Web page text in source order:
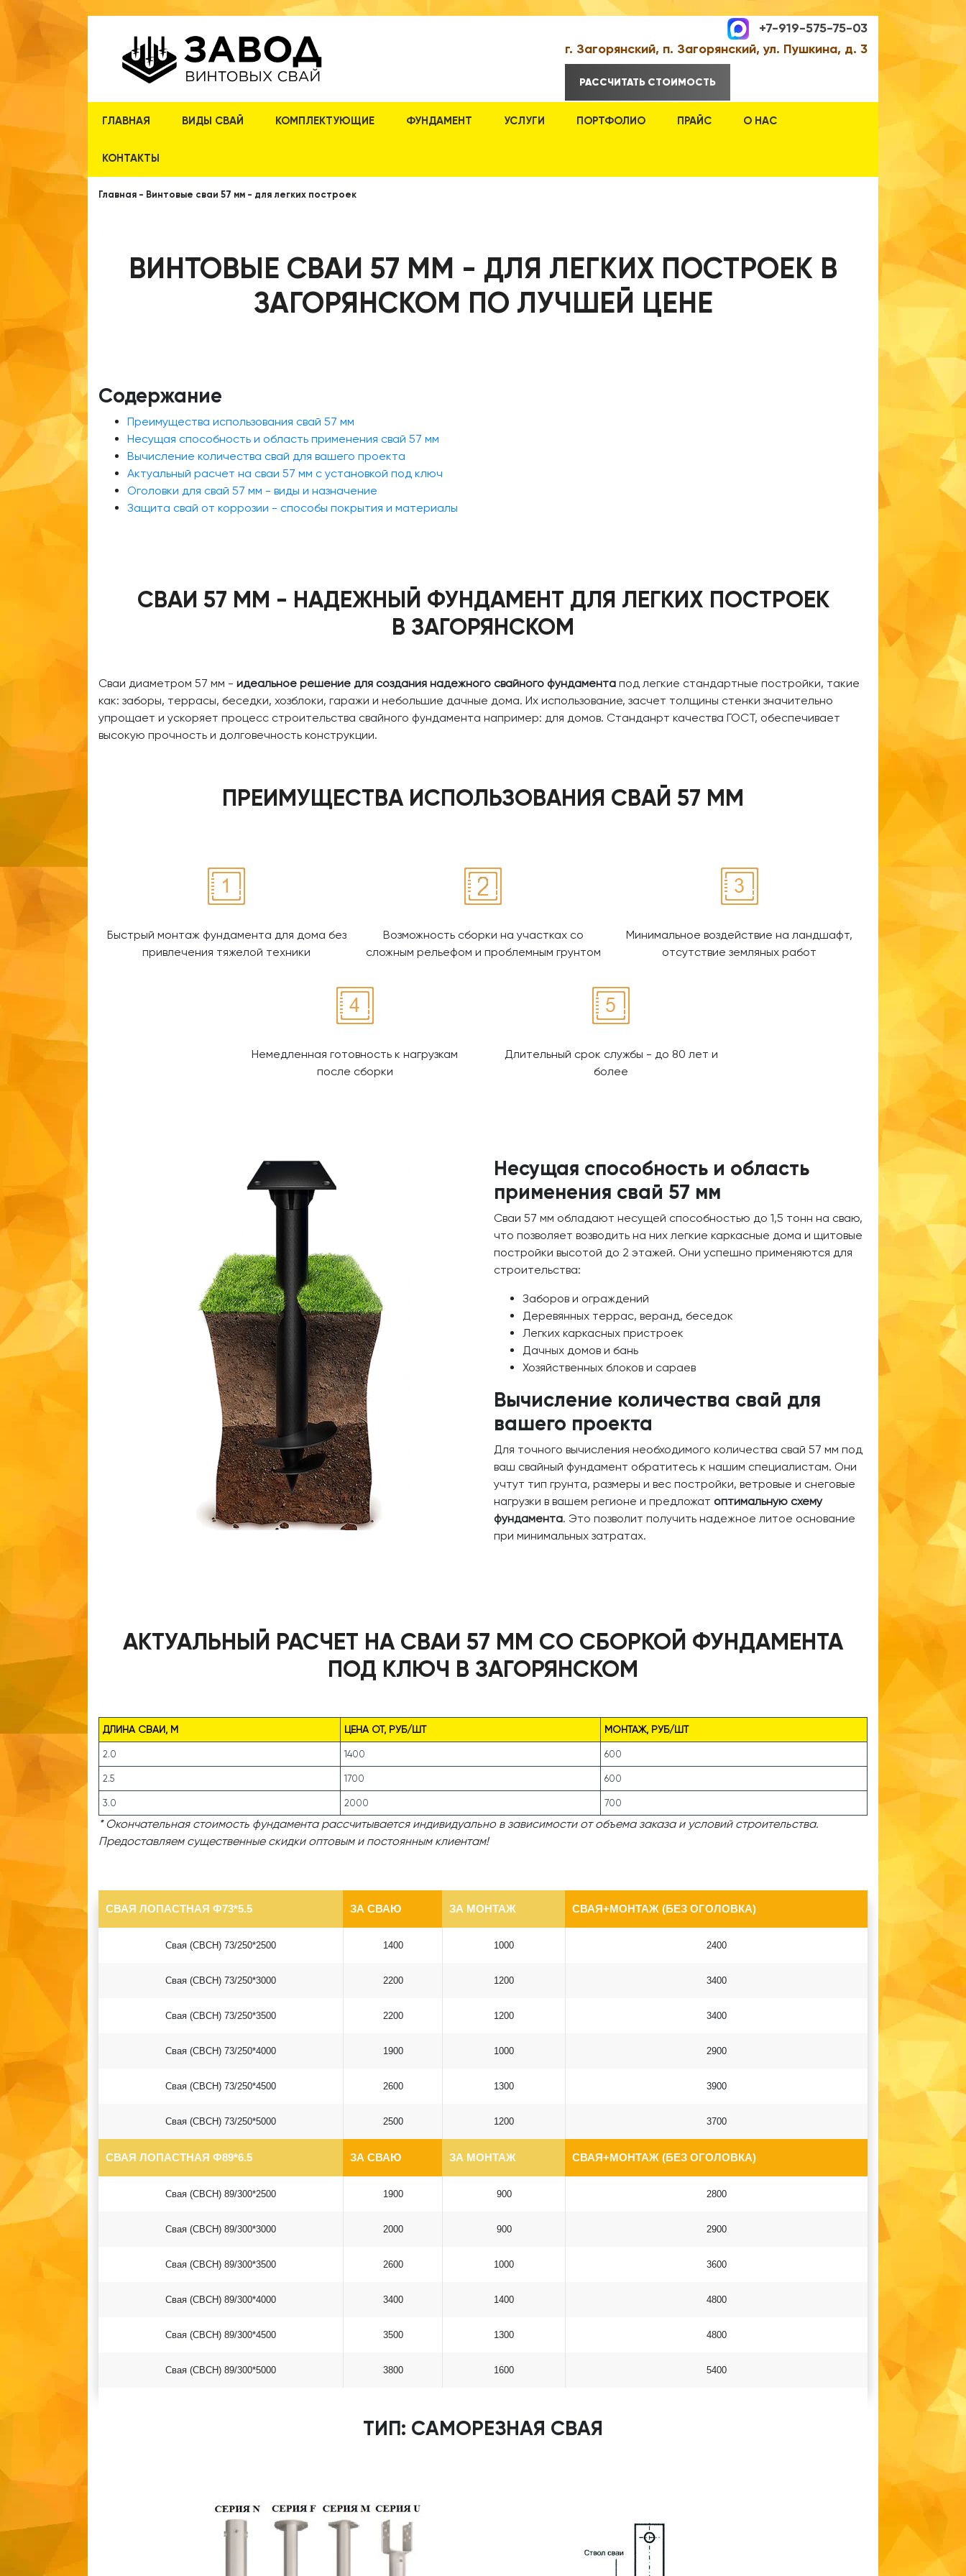
+7-919-575-75-03
г. Загорянский, п. Загорянский, ул. Пушкина, д. 3
РАССЧИТАТЬ СТОИМОСТЬ
ГЛАВНАЯ ВИДЫ СВАЙ КОМПЛЕКТУЮЩИЕ ФУНДАМЕНТ УСЛУГИ ПОРТФОЛИО ПРАЙС О НАС
КОНТАКТЫ
Главная - Винтовые сваи 57 мм - для легких построек
ВИНТОВЫЕ СВАИ 57 ММ - ДЛЯ ЛЕГКИХ ПОСТРОЕК В
ЗАГОРЯНСКОМ ПО ЛУЧШЕЙ ЦЕНЕ
Содержание
Преимущества использования свай 57 мм
Несущая способность и область применения свай 57 мм
Вычисление количества свай для вашего проекта
Актуальный расчет на сваи 57 мм с установкой под ключ
Оголовки для свай 57 мм - виды и назначение
Защита свай от коррозии - способы покрытия и материалы
СВАИ 57 ММ - НАДЕЖНЫЙ ФУНДАМЕНТ ДЛЯ ЛЕГКИХ ПОСТРОЕК
В ЗАГОРЯНСКОМ
Сваи диаметром 57 мм - идеальное решение для создания надежного свайного фундамента под легкие стандартные постройки, такие
как: заборы, террасы, беседки, хозблоки, гаражи и небольшие дачные дома. Их использование, засчет толщины стенки значительно
упрощает и ускоряет процесс строительства свайного фундамента например: для домов. Станданрт качества ГОСТ, обеспечивает
высокую прочность и долговечность конструкции.
ПРЕИМУЩЕСТВА ИСПОЛЬЗОВАНИЯ СВАЙ 57 ММ
Быстрый монтаж фундамента для дома без
привлечения тяжелой техники
Возможность сборки на участках со
сложным рельефом и проблемным грунтом
Минимальное воздействие на ландшафт,
отсутствие земляных работ
Немедленная готовность к нагрузкам
после сборки
Длительный срок службы - до 80 лет и
более
Несущая способность и область
применения свай 57 мм
Сваи 57 мм обладают несущей способностью до 1,5 тонн на сваю,
что позволяет возводить на них легкие каркасные дома и щитовые
постройки высотой до 2 этажей. Они успешно применяются для
строительства:
Заборов и ограждений
Деревянных террас, веранд, беседок
Легких каркасных пристроек
Дачных домов и бань
Хозяйственных блоков и сараев
Вычисление количества свай для
вашего проекта
Для точного вычисления необходимого количества свай 57 мм под
ваш свайный фундамент обратитесь к нашим специалистам. Они
учтут тип грунта, размеры и вес постройки, ветровые и снеговые
нагрузки в вашем регионе и предложат оптимальную схему
фундамента. Это позволит получить надежное литое основание
при минимальных затратах.
АКТУАЛЬНЫЙ РАСЧЕТ НА СВАИ 57 ММ СО СБОРКОЙ ФУНДАМЕНТА
ПОД КЛЮЧ В ЗАГОРЯНСКОМ
ДЛИНА СВАИ, М ЦЕНА ОТ, РУБ/ШТ МОНТАЖ, РУБ/ШТ
2.0 1400 600
2.5 1700 600
3.0 2000 700
* Окончательная стоимость фундамента рассчитывается индивидуально в зависимости от объема заказа и условий строительства.
Предоставляем существенные скидки оптовым и постоянным клиентам!
СВАЯ ЛОПАСТНАЯ Ф73*5.5 ЗА СВАЮ ЗА МОНТАЖ СВАЯ+МОНТАЖ (БЕЗ ОГОЛОВКА)
Свая (СВСН) 73/250*2500 1400 1000 2400
Свая (СВСН) 73/250*3000 2200 1200 3400
Свая (СВСН) 73/250*3500 2200 1200 3400
Свая (СВСН) 73/250*4000 1900 1000 2900
Свая (СВСН) 73/250*4500 2600 1300 3900
Свая (СВСН) 73/250*5000 2500 1200 3700
СВАЯ ЛОПАСТНАЯ Ф89*6.5 ЗА СВАЮ ЗА МОНТАЖ СВАЯ+МОНТАЖ (БЕЗ ОГОЛОВКА)
Свая (СВСН) 89/300*2500 1900 900 2800
Свая (СВСН) 89/300*3000 2000 900 2900
Свая (СВСН) 89/300*3500 2600 1000 3600
Свая (СВСН) 89/300*4000 3400 1400 4800
Свая (СВСН) 89/300*4500 3500 1300 4800
Свая (СВСН) 89/300*5000 3800 1600 5400
ТИП: САМОРЕЗНАЯ СВАЯ